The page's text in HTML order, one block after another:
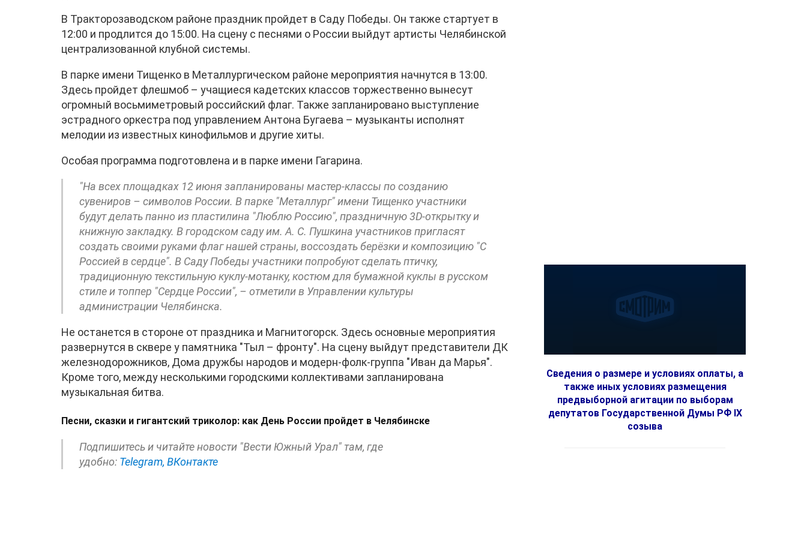
В Тракторозаводском районе праздник пройдет в Саду Победы. Он также стартует в
12:00 и продлится до 15:00. На сцену с песнями о России выйдут артисты Челябинской
централизованной клубной системы.
В парке имени Тищенко в Металлургическом районе мероприятия начнутся в 13:00.
Здесь пройдет флешмоб – учащиеся кадетских классов торжественно вынесут
огромный восьмиметровый российский флаг. Также запланировано выступление
эстрадного оркестра под управлением Антона Бугаева – музыканты исполнят
мелодии из известных кинофильмов и другие хиты.
Особая программа подготовлена и в парке имени Гагарина.
"На всех площадках 12 июня запланированы мастер-классы по созданию
сувениров – символов России. В парке "Металлург" имени Тищенко участники
будут делать панно из пластилина "Люблю Россию", праздничную 3D-открытку и
книжную закладку. В городском саду им. А. С. Пушкина участников пригласят
создать своими руками флаг нашей страны, воссоздать берёзки и композицию "С
Россией в сердце". В Саду Победы участники попробуют сделать птичку,
традиционную текстильную куклу-мотанку, костюм для бумажной куклы в русском
стиле и топпер "Сердце России", – отметили в Управлении культуры
администрации Челябинска.
Не останется в стороне от праздника и Магнитогорск. Здесь основные мероприятия
развернутся в сквере у памятника "Тыл – фронту". На сцену выйдут представители ДК
железнодорожников, Дома дружбы народов и модерн-фолк-группа "Иван да Марья".
Кроме того, между несколькими городскими коллективами запланирована
музыкальная битва.
Песни, сказки и гигантский триколор: как День России пройдет в Челябинске
Подпишитесь и читайте новости "Вести Южный Урал" там, где
удобно: Telegram, ВКонтакте
Сведения о размере и условиях оплаты, а
также иных условиях размещения
предвыборной агитации по выборам
депутатов Государственной Думы РФ IX
созыва